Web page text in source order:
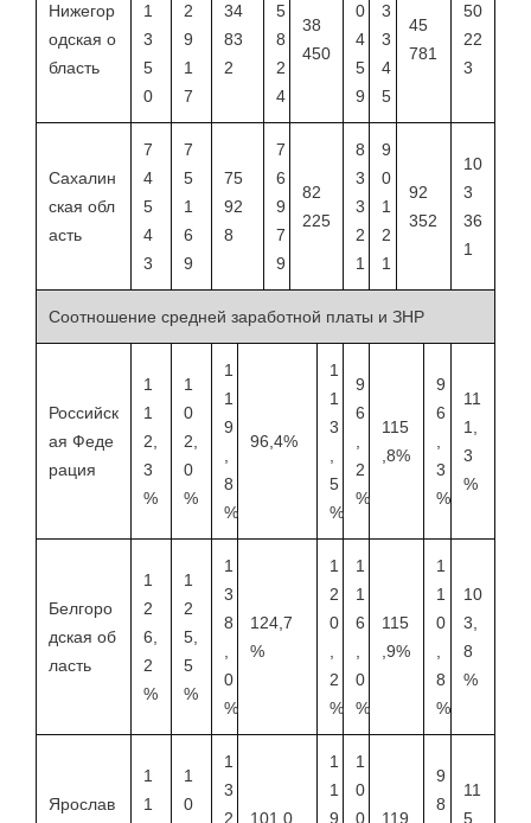
Нижегор
одская о
бласть
1
3
5
0
2
9
1
7
34
83
2
5
8
2
4
38
450
0
4
5
9
3
3
4
5
45
781
50
22
3
Сахалин
ская обл
асть
7
4
5
4
3
7
5
1
6
9
75
92
8
7
6
9
7
9
82
225
8
3
3
2
1
9
0
1
2
1
92
352
10
3
36
1
Соотношение средней заработной платы и ЗНР
Российск
ая Феде
рация
1
1
2,
3
%
1
0
2,
0
%
1
1
9
8
%
96,4%
1
1
3
5
%
9
6
2
%
115
,8%
9
6
3
%
11
1,
3
%
Белгоро
дская об
ласть
1
2
6,
2
%
1
2
5,
5
%
1
3
8
0
%
124,7
%
1
2
0
2
%
1
1
6
0
%
115
,9%
1
1
0
8
%
10
3,
8
%
Ярослав
1
1
1
0
1
3
2
101,0
1
1
9
1
0
0
119
9
8
11
5,